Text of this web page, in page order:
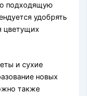
подходящую
удобрять
цветущих
и сухие
новых
также